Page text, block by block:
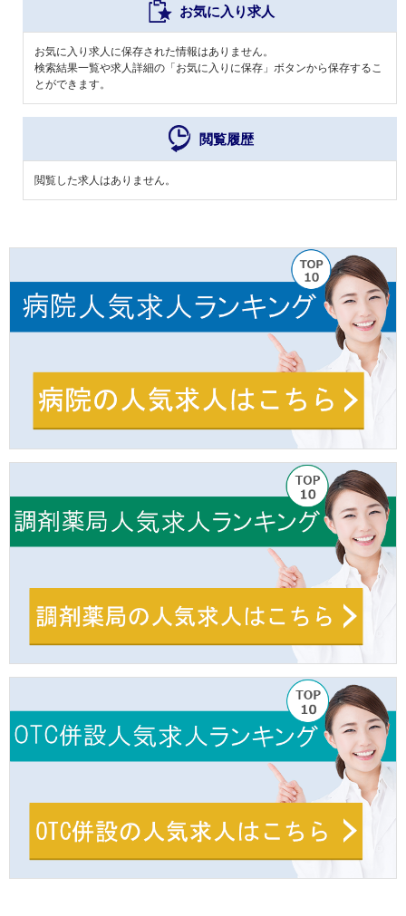
お気に入り求人
お気に入り求人に保存された情報はありません。
検索結果一覧や求人詳細の「お気に入りに保存」ボタンから保存するこ
とができます。
閲覧履歴
閲覧した求人はありません。